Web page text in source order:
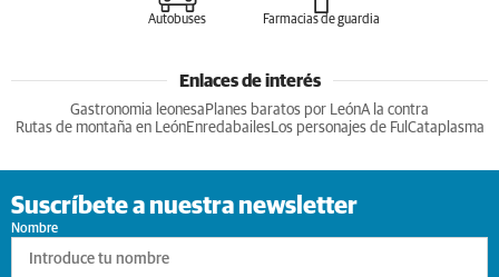
Autobuses Farmacias de guardia
Enlaces de interés
Gastronomia leonesa Planes baratos por LeónA la contra
Rutas de montaña en LeónEnredabailesLos personajes de Ful Cataplasma
Suscríbete a nuestra newsletter
Nombre